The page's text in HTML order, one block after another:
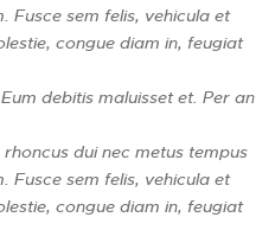
Fusce sem felis, vehicula et
congue diam in, feugiat
debitis maluisset et. Per an
dui nec metus tempus
Fusce sem felis, vehicula et
congue diam in, feugiat